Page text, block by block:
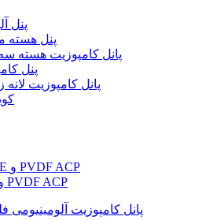
پنل
پنل هسته
پانل کامپوزیت هسته
پنل
پانل کامپوزیت لانه
پوشش PE و PVDF ACP